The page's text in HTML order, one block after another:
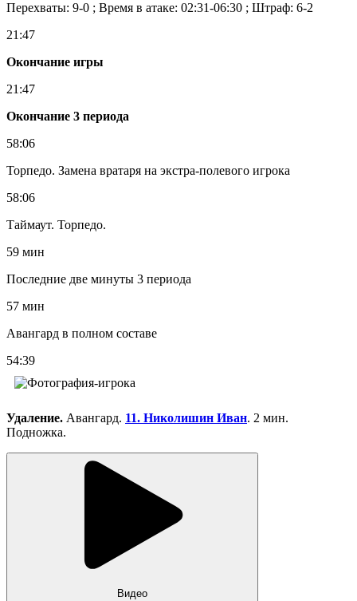
Перехваты: 9-0 ; Время в атаке: 02:31-06:30 ; Штраф: 6-2
21:47
Окончание игры
21:47
Окончание 3 периода
58:06
Торпедо. Замена вратаря на экстра-полевого игрока
58:06
Таймаут. Торпедо.
59 мин
Последние две минуты 3 периода
57 мин
Авангард в полном составе
54:39
Удаление. Авангард. 11. Николишин Иван. 2 мин.
Подножка.
Видео